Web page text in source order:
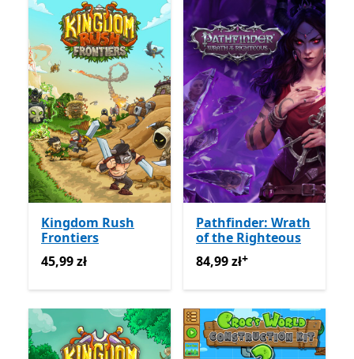
Kingdom Rush
Frontiers
45,99 zł
45,99 zł
Pathfinder: Wrath
of the Righteous
84,99 złOferty zakupu w
84,99 zł+